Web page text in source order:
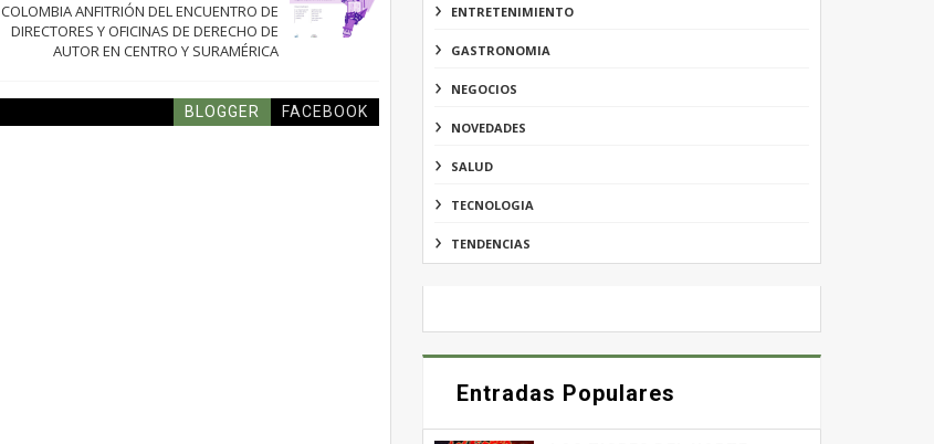
COLOMBIA ANFITRIÓN DEL ENCUENTRO DE
DIRECTORES Y OFICINAS DE DERECHO DE
AUTOR EN CENTRO Y SURAMÉRICA
BLOGGER FACEBOOK
ENTRETENIMIENTO
GASTRONOMIA
NEGOCIOS
NOVEDADES
SALUD
TECNOLOGIA
TENDENCIAS
Entradas Populares